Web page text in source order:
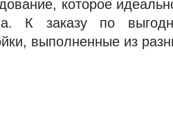
которое
К заказу по
выполненные из